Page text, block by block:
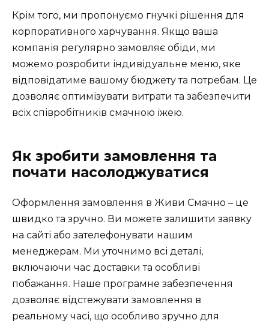
Крім того, ми пропонуємо гнучкі рішення для
корпоративного харчування. Якщо ваша
компанія регулярно замовляє обіди, ми
можемо розробити індивідуальне меню, яке
відповідатиме вашому бюджету та потребам. Це
дозволяє оптимізувати витрати та забезпечити
всіх співробітників смачною їжею.
Як зробити замовлення та
почати насолоджуватися
Оформлення замовлення в Живи Смачно – це
швидко та зручно. Ви можете залишити заявку
на сайті або зателефонувати нашим
менеджерам. Ми уточнимо всі деталі,
включаючи час доставки та особливі
побажання. Наше програмне забезпечення
дозволяє відстежувати замовлення в
реальному часі, що особливо зручно для